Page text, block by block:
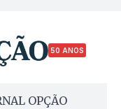
50 ANOS
OPÇÃO